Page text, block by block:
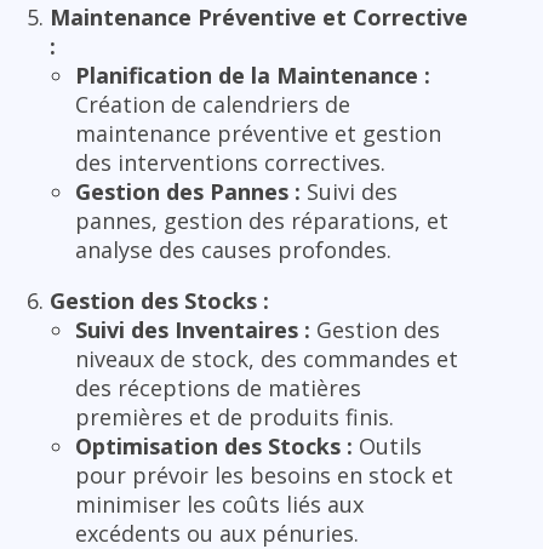
Maintenance Préventive et Corrective
:
Planification de la Maintenance :
Création de calendriers de
maintenance préventive et gestion
des interventions correctives.
Gestion des Pannes : Suivi des
pannes, gestion des réparations, et
analyse des causes profondes.
Gestion des Stocks :
Suivi des Inventaires : Gestion des
niveaux de stock, des commandes et
des réceptions de matières
premières et de produits finis.
Optimisation des Stocks : Outils
pour prévoir les besoins en stock et
minimiser les coûts liés aux
excédents ou aux pénuries.